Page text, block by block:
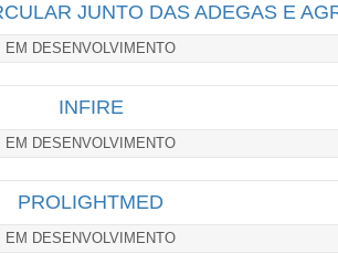
JUNTO DAS ADEGAS E
EM DESENVOLVIMENTO
INFIRE
EM DESENVOLVIMENTO
PROLIGHTMED
EM DESENVOLVIMENTO